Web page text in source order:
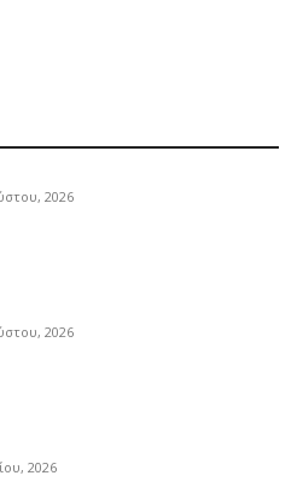
2026
2026
2026